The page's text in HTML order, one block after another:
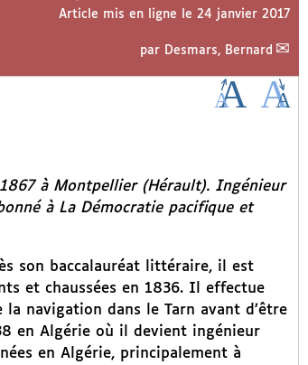
Article mis en ligne le 24 janvier 2017
par Desmars, Bernard
à Montpellier (Hérault). Ingénieur
à La Démocratie pacifique et
son baccalauréat littéraire, il est
et chaussées en 1836. Il effectue
navigation dans le Tarn avant d’être
en Algérie où il devient ingénieur
en Algérie, principalement à